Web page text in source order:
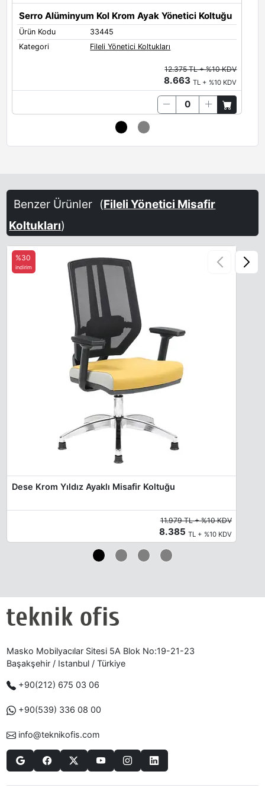
Serro Alüminyum Kol Krom Ayak Yönetici Koltuğu
Ürün Kodu
33445
Kategori
Fileli Yönetici Koltukları
12.375 TL + %10 KDV
8.663TL + %10 KDV
Benzer Ürünler (Fileli Yönetici Misafir
Koltukları)
Dese Krom Yıldız Ayaklı Misafir Koltuğu
%30
indirim
11.979 TL + %10 KDV
8.385 TL + %10 KDV
Masko Mobilyacılar Sitesi 5A Blok No:19-21-23
Başakşehir / Istanbul / Türkiye
+90(212) 675 03 06
+90(539) 336 08 00
info@teknikofis.com